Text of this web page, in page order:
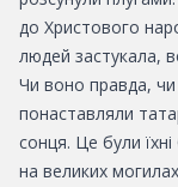
до Христового
людей застукала,
Чи воно правда, чи
понаставляли
сонця. Це були
на великих